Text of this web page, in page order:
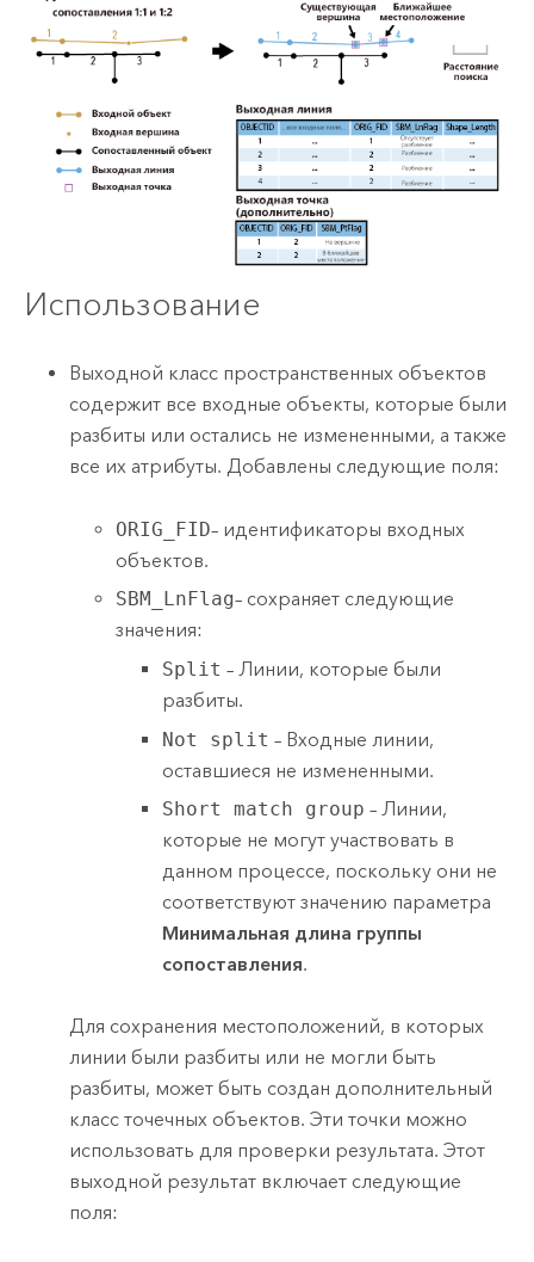
Использование
Выходной класс пространственных объектов
содержит все входные объекты, которые были
разбиты или остались не измененными, а также
все их атрибуты. Добавлены следующие поля:
ORIG_FID– идентификаторы входных
объектов.
SBM_LnFlag– сохраняет следующие
значения:
Split – Линии, которые были
разбиты.
Not split – Входные линии,
оставшиеся не измененными.
Short match group – Линии,
которые не могут участвовать в
данном процессе, поскольку они не
соответствуют значению параметра
Минимальная длина группы
сопоставления.
Для сохранения местоположений, в которых
линии были разбиты или не могли быть
разбиты, может быть создан дополнительный
класс точечных объектов. Эти точки можно
использовать для проверки результата. Этот
выходной результат включает следующие
поля: